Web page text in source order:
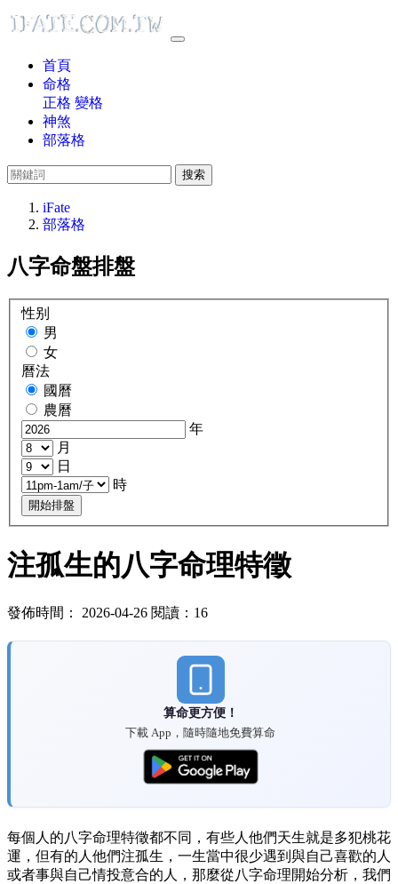
首頁
命格
正格 變格
神煞
部落格
搜索
iFate
部落格
八字命盤排盤
性别
男
女
曆法
國曆
農曆
年
月
日
時
開始排盤
注孤生的八字命理特徵
發佈時間： 2026-04-26 閱讀：16
算命更方便！
下載 App，隨時隨地免費算命
每個人的八字命理特徵都不同，有些人他們天生就是多犯桃花
運，但有的人他們注孤生，一生當中很少遇到與自己喜歡的人
或者事與自己情投意合的人，那麼從八字命理開始分析，我們